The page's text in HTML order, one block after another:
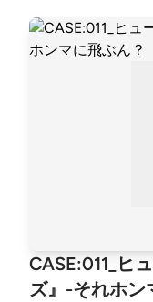
CASE:011_ヒ
ズ』-それホン